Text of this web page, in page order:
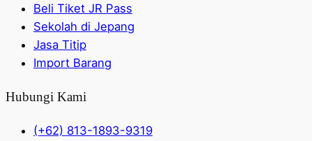
Beli Tiket JR Pass
Sekolah di Jepang
Jasa Titip
Import Barang
Hubungi Kami
(+62) 813-1893-9319